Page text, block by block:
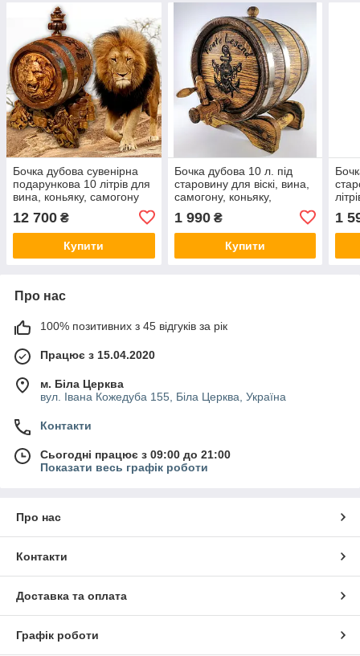
Бочка дубова сувенірна
подарункова 10 літрів для
вина, коньяку, самогону
12 700 ₴
Купити
Бочка дубова 10 л. під
старовину для віскі, вина,
самогону, коньяку,
1 990₴
Купити
1
Про нас
100% позитивних з 45 відгуків за рік
Працює з 15.04.2020
м. Біла Церква
вул. Івана Кожедуба 155, Біла Церква, Україна
Контакти
Сьогодні працює з 09:00 до 21:00
Показати весь графік роботи
Про нас
Контакти
Доставка та оплата
Графік роботи